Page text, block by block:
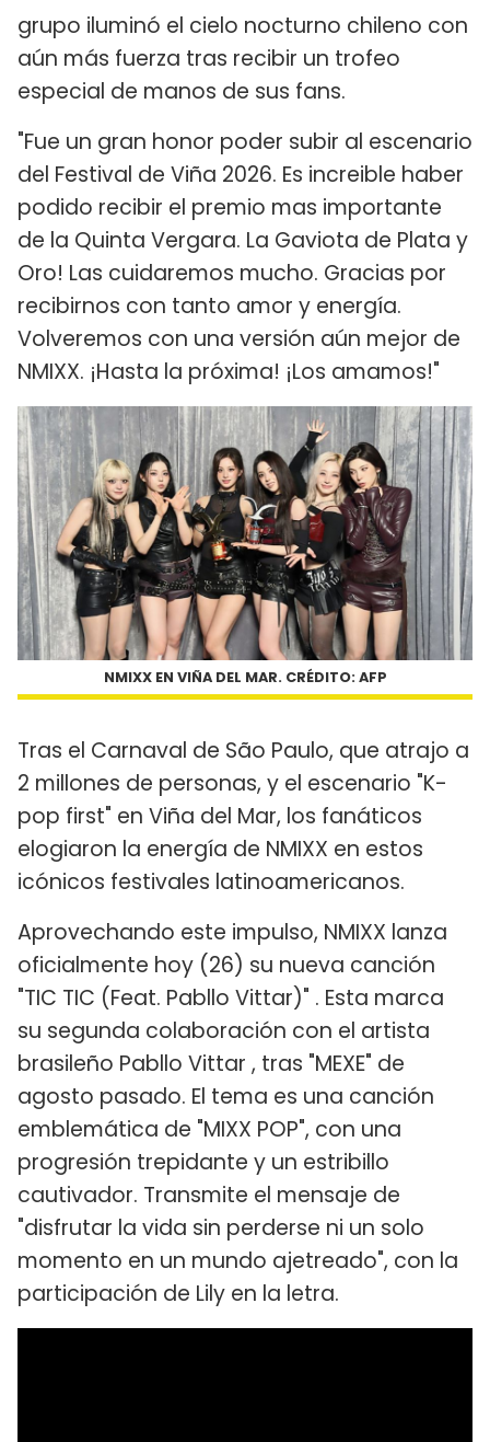
grupo iluminó el cielo nocturno chileno con
aún más fuerza tras recibir un trofeo
especial de manos de sus fans.
"Fue un gran honor poder subir al escenario
del Festival de Viña 2026. Es increible haber
podido recibir el premio mas importante
de la Quinta Vergara. La Gaviota de Plata y
Oro! Las cuidaremos mucho. Gracias por
recibirnos con tanto amor y energía.
Volveremos con una versión aún mejor de
NMIXX. ¡Hasta la próxima! ¡Los amamos!"
NMIXX EN VIÑA DEL MAR. CRÉDITO: AFP
Tras el Carnaval de São Paulo, que atrajo a
2 millones de personas, y el escenario "K-
pop first" en Viña del Mar, los fanáticos
elogiaron la energía de NMIXX en estos
icónicos festivales latinoamericanos.
Aprovechando este impulso, NMIXX lanza
oficialmente hoy (26) su nueva canción
"TIC TIC (Feat. Pabllo Vittar)" . Esta marca
su segunda colaboración con el artista
brasileño Pabllo Vittar , tras "MEXE" de
agosto pasado. El tema es una canción
emblemática de "MIXX POP", con una
progresión trepidante y un estribillo
cautivador. Transmite el mensaje de
"disfrutar la vida sin perderse ni un solo
momento en un mundo ajetreado", con la
participación de Lily en la letra.